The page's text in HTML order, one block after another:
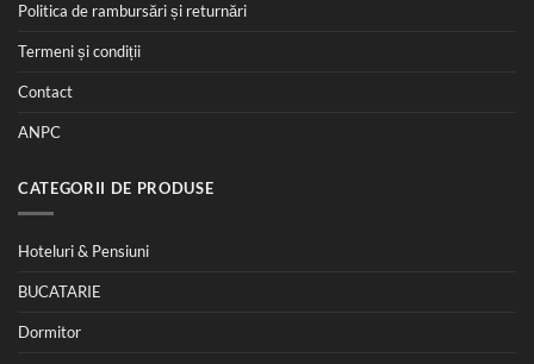
Politica de rambursări și returnări
Termeni și condiții
Contact
ANPC
CATEGORII DE PRODUSE
Hoteluri & Pensiuni
BUCATARIE
Dormitor